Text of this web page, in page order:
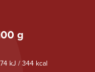
g
kJ / 344 kcal